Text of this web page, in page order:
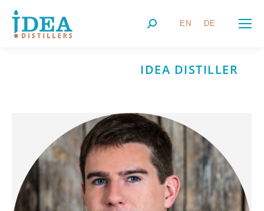
Search: EN DE
IDEA DISTILLER